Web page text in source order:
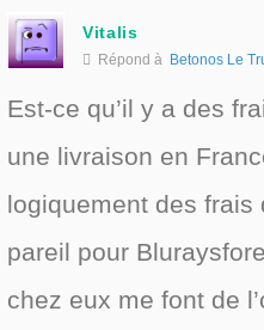
Vitalis
Répond à Betonos Le
Est-ce qu’il y a des
une livraison en
logiquement des frais
pareil pour
chez eux me font de